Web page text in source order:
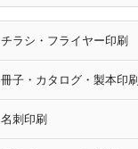
チラシ・フライヤー印刷
冊子・カタログ・製本印刷
名刺印刷